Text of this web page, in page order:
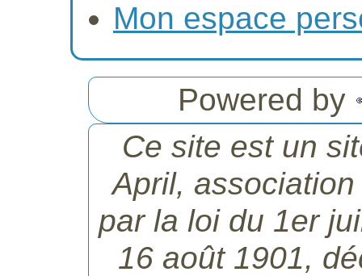
Mon espace
Powered by
Ce site est un
April,
par la loi du 1er
16 août 1901,